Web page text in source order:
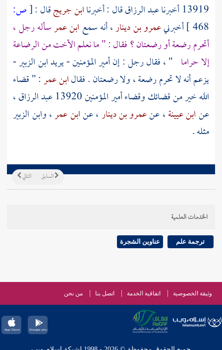
13919 أخبرنا عبد الرزاققال : أخبرناابن جريجقال :[ص:
468 ] أخبرنيعمرو بن دينار، أنه سمع ابن عمرسأله رجل ،
أتحرم رضعة أو رضعتان ؟ فقال : " ما نعلم الأخت من الرضاعة
إلا حراما " ، فقال رجل : إن أمير المؤمنين -يريد ابن الزبير-
يزعم أنه لا تحرم رضعة ، ولا رضعتان . فقالابن عمر: " قضاء
الله خير من قضائك وقضاء أمير المؤمنين 13920
عبد الرزاق،
عنابن عيينة، عنعمرو بن دينار، عنابن عمر،وابن الزبير
مثله .
التالي السابق
الخدمات العلمية
ترجمة علم عناوين الشجرة
وثيقة الخصوصية اتفاقية الخدمة اتصل بنا من نحن